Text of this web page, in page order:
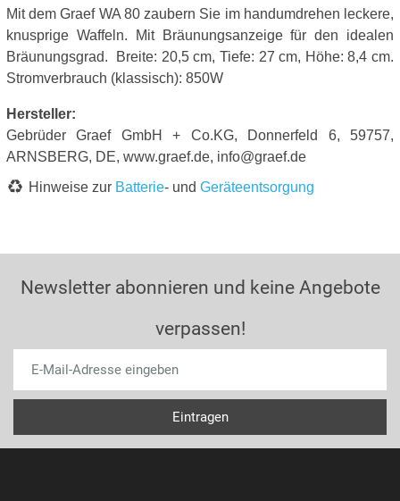
Mit dem Graef WA 80 zaubern Sie im handumdrehen leckere,
knusprige Waffeln. Mit Bräunungsanzeige für den idealen
Bräunungsgrad. Breite: 20,5 cm, Tiefe: 27 cm, Höhe: 8,4 cm.
Stromverbrauch (klassisch): 850W
Hersteller:
Gebrüder Graef GmbH + Co.KG, Donnerfeld 6, 59757,
ARNSBERG, DE, www.graef.de, info@graef.de
Hinweise zur Batterie- und Geräteentsorgung
Newsletter abonnieren und keine Angebote
verpassen!